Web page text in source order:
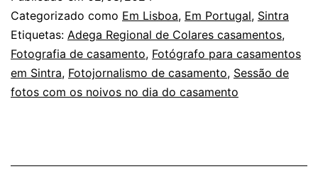
Casamento
em
Sintra
e
Categorizado como Em Lisboa, Em Portugal, Sintra
Etiquetas: Adega Regional de Colares casamentos,
Fotografia de casamento, Fotógrafo para casamentos
em Sintra, Fotojornalismo de casamento, Sessão de
fotos com os noivos no dia do casamento